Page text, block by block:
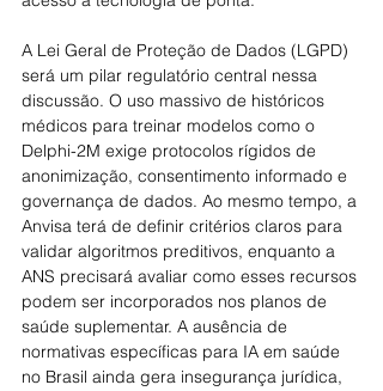
A Lei Geral de Proteção de Dados (LGPD)
será um pilar regulatório central nessa
discussão. O uso massivo de históricos
médicos para treinar modelos como o
Delphi-2M exige protocolos rígidos de
anonimização, consentimento informado e
governança de dados. Ao mesmo tempo, a
Anvisa terá de definir critérios claros para
validar algoritmos preditivos, enquanto a
ANS precisará avaliar como esses recursos
podem ser incorporados nos planos de
saúde suplementar. A ausência de
normativas específicas para IA em saúde
no Brasil ainda gera insegurança jurídica,